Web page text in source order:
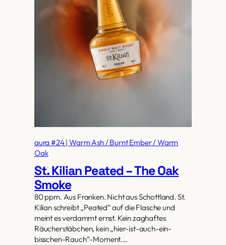
aura #24 | Warm Ash / Burnt Ember / Warm
Oak
St. Kilian Peated – The Oak
Smoke
80 ppm. Aus Franken. Nicht aus Schottland. St.
Kilian schreibt „Peated“ auf die Flasche und
meint es verdammt ernst. Kein zaghaftes
Räucherstäbchen, kein „hier-ist-auch-ein-
bisschen-Rauch“-Moment.…